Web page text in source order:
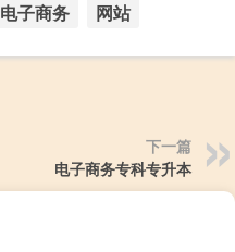
电子商务 网站
下一篇
电子商务专科专升本